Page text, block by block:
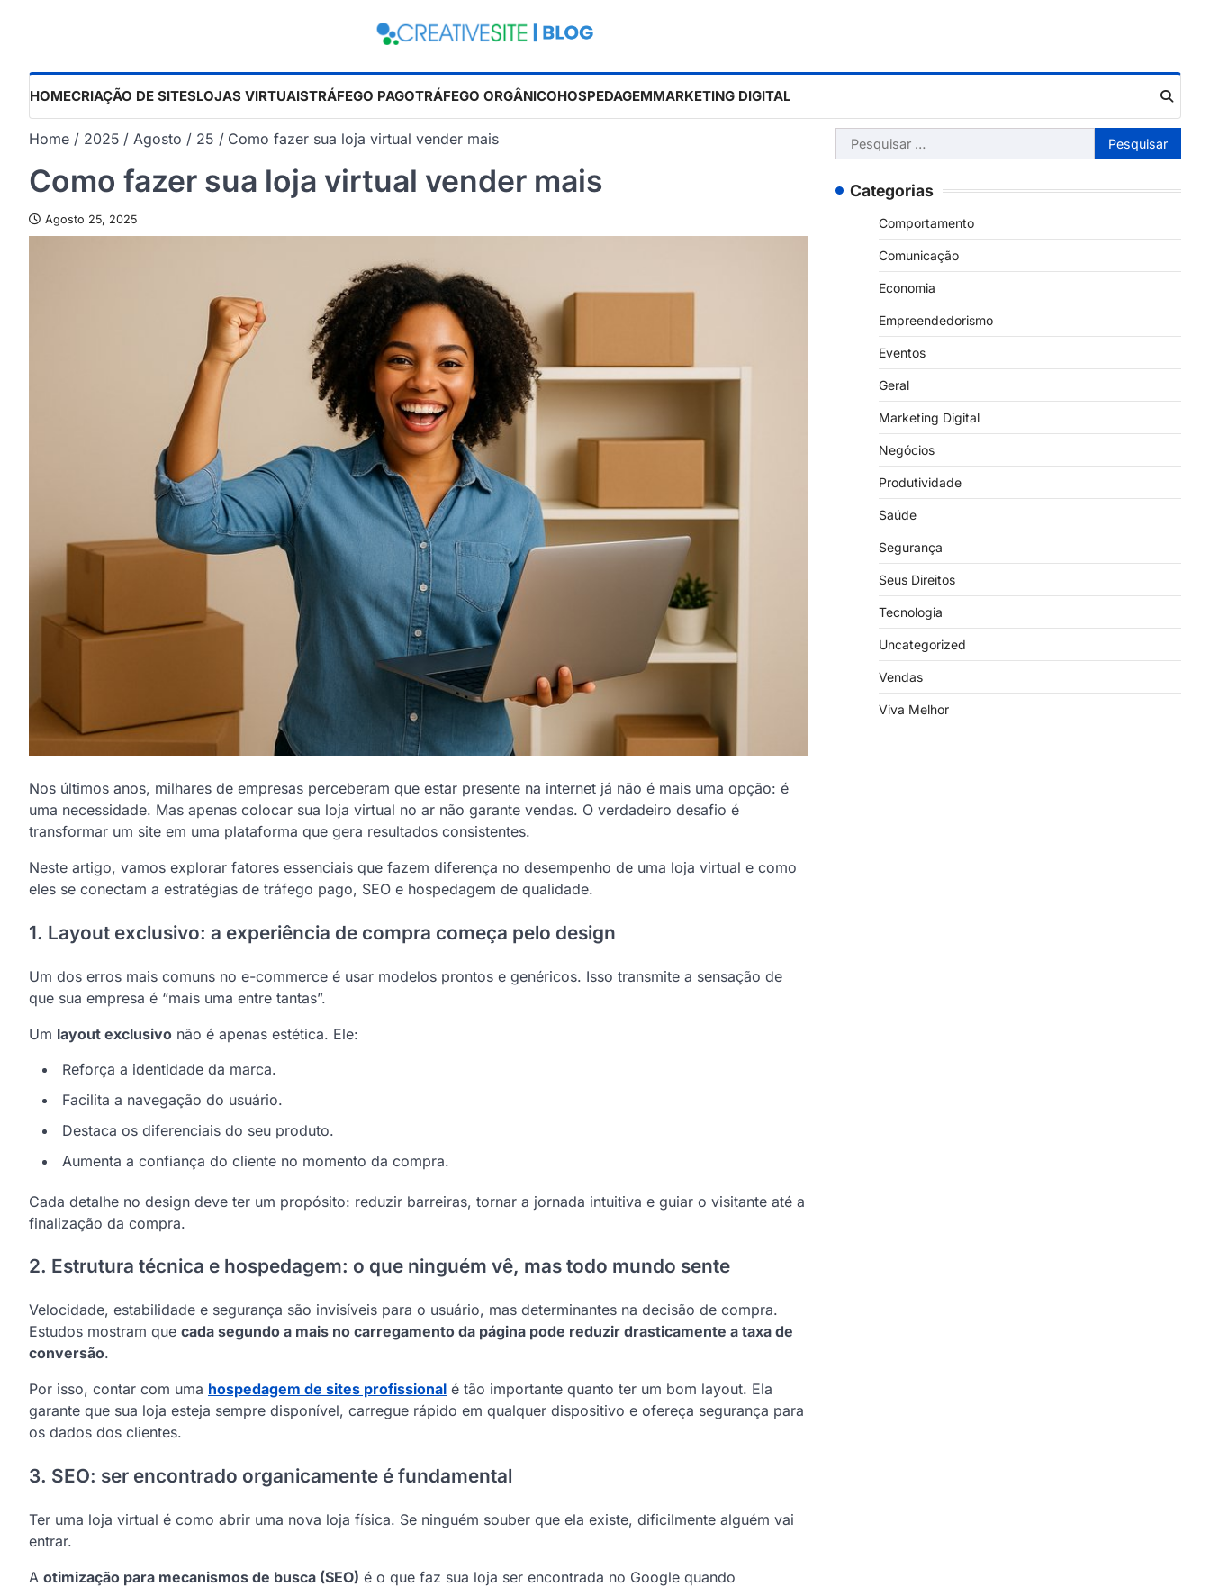
HOMECRIAÇÃO DE SITESLOJAS VIRTUAISTRÁFEGO PAGOTRÁFEGO ORGÂNICOHOSPEDAGEMMARKETING DIGITAL
Home 2025 Agosto 25 Como fazer sua loja virtual vender mais
Como fazer sua loja virtual vender mais
Agosto 25, 2025
Nos últimos anos, milhares de empresas perceberam que estar presente na internet já não é mais uma opção: é
uma necessidade. Mas apenas colocar sua loja virtual no ar não garante vendas. O verdadeiro desafio é
transformar um site em uma plataforma que gera resultados consistentes.
Neste artigo, vamos explorar fatores essenciais que fazem diferença no desempenho de uma loja virtual e como
eles se conectam a estratégias de tráfego pago, SEO e hospedagem de qualidade.
1. Layout exclusivo: a experiência de compra começa pelo design
Um dos erros mais comuns no e-commerce é usar modelos prontos e genéricos. Isso transmite a sensação de
que sua empresa é “mais uma entre tantas”.
Um layout exclusivo não é apenas estética. Ele:
Reforça a identidade da marca.
Facilita a navegação do usuário.
Destaca os diferenciais do seu produto.
Aumenta a confiança do cliente no momento da compra.
Cada detalhe no design deve ter um propósito: reduzir barreiras, tornar a jornada intuitiva e guiar o visitante até a
finalização da compra.
2. Estrutura técnica e hospedagem: o que ninguém vê, mas todo mundo sente
Velocidade, estabilidade e segurança são invisíveis para o usuário, mas determinantes na decisão de compra.
Estudos mostram que cada segundo a mais no carregamento da página pode reduzir drasticamente a taxa de
conversão.
Por isso, contar com uma hospedagem de sites profissional é tão importante quanto ter um bom layout. Ela
garante que sua loja esteja sempre disponível, carregue rápido em qualquer dispositivo e ofereça segurança para
os dados dos clientes.
3. SEO: ser encontrado organicamente é fundamental
Ter uma loja virtual é como abrir uma nova loja física. Se ninguém souber que ela existe, dificilmente alguém vai
entrar.
A otimização para mecanismos de busca (SEO) é o que faz sua loja ser encontrada no Google quando
Pesquisar
por:
Categorias
Comportamento
Comunicação
Economia
Empreendedorismo
Eventos
Geral
Marketing Digital
Negócios
Produtividade
Saúde
Segurança
Seus Direitos
Tecnologia
Uncategorized
Vendas
Viva Melhor